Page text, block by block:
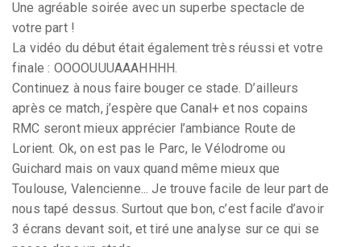
Une agréable soirée avec un superbe spectacle de
votre part !
La vidéo du début était également très réussi et votre
finale : OOOOUUUAAAHHHH.
Continuez à nous faire bouger ce stade. D’ailleurs
après ce match, j’espère que Canal+ et nos copains
RMC seront mieux apprécier l’ambiance Route de
Lorient. Ok, on est pas le Parc, le Vélodrome ou
Guichard mais on vaux quand même mieux que
Toulouse, Valencienne... Je trouve facile de leur part de
nous tapé dessus. Surtout que bon, c’est facile d’avoir
3 écrans devant soit, et tiré une analyse sur ce qui se